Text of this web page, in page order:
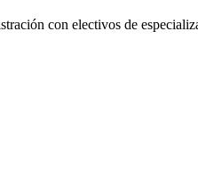
con electivos de